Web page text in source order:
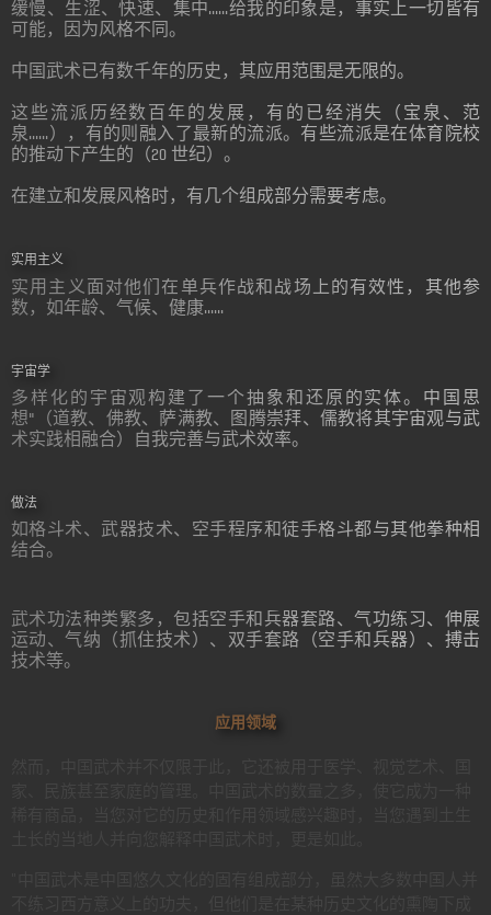
缓慢、生涩、快速、集中......给我的印象是，事实上一切皆有
可能，因为风格不同。
中国武术已有数千年的历史，其应用范围是无限的。
这些流派历经数百年的发展，有的已经消失（宝泉、范
泉......），有的则融入了最新的流派。有些流派是在体育院校
的推动下产生的（20 世纪）。
在建立和发展风格时，有几个组成部分需要考虑。
实用主义
实用主义面对他们在单兵作战和战场上的有效性，其他参
数，如年龄、气候、健康......
宇宙学
多样化的宇宙观构建了一个抽象和还原的实体。中国思
想"（道教、佛教、萨满教、图腾崇拜、儒教将其宇宙观与武
术实践相融合）自我完善与武术效率。
做法
如格斗术、武器技术、空手程序和徒手格斗都与其他拳种相
结合。
武术功法种类繁多，包括空手和兵器套路、气功练习、伸展
运动、气纳（抓住技术）、双手套路（空手和兵器）、搏击
技术等。
应用领域